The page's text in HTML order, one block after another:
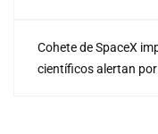
Cohete de SpaceX
científicos alertan